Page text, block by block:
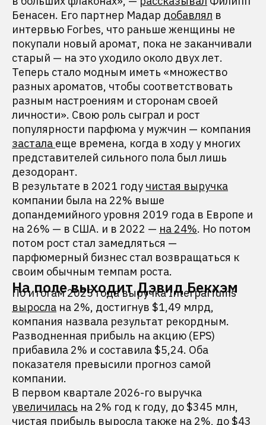
Бенасен. Его партнер Мадар добавлял в
интервью Forbes, что раньше женщины не
покупали новый аромат, пока не заканчивали
старый — на это уходило около двух лет.
Теперь стало модным иметь «множество
разных ароматов, чтобы соответствовать
разным настроениям и сторонам своей
личности». Свою роль сыграл и рост
популярности парфюма у мужчин — компания
застала еще времена, когда в ходу у многих
представителей сильного пола был лишь
дезодорант.
В результате в 2021 году чистая выручка
компании была на 22% выше
допандемийного уровня 2019 года в Европе и
на 26% — в США. и в 2022 — на 24%. Но потом
потом рост стал замедляться —
парфюмерный бизнес стал возвращаться к
своим обычным темпам роста.
На поле выходит Дэвид Бекхэм
По итогам 2025 года выручка Interparfums
выросла на 2%, достигнув $1,49 млрд,
компания назвала результат рекордным.
Разводненная прибыль на акцию (EPS)
прибавила 2% и составила $5,24. Оба
показателя превысили прогноз самой
компании.
В первом квартале 2026-го выручка
увеличилась на 2% год к году, до $345 млн,
чистая прибыль выросла также на 2%, до $43